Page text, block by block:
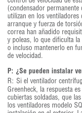
(condensador
utilizan en los
arranque y fuerza de
correa han añadido
y poleas, lo que dificulta
o incluso mantenerlo en
de velocidad.
P: ¿Se pueden instalar
R: Si el ventilador
Greenheck, la respuesta
cubiertas soldadas, que
los ventiladores modelo